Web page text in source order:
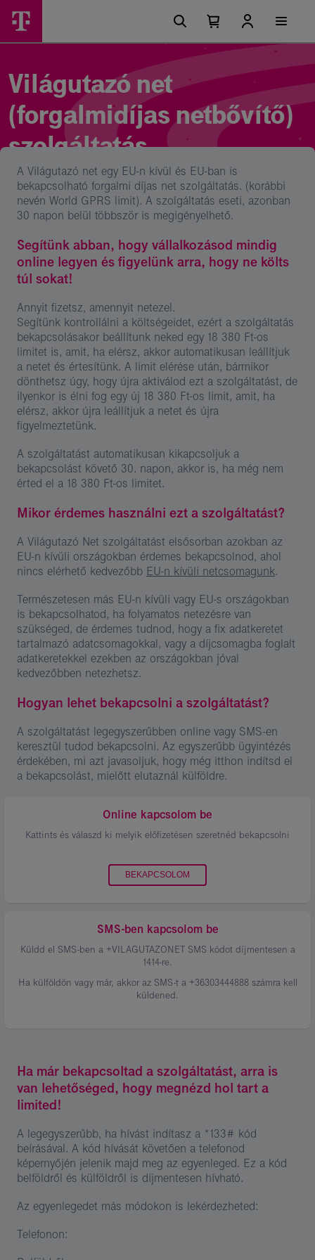
Világutazó
net
–
Telekom
üzletii
szolgáltatások
Főmenü
lehetőségek
Kosárban
elemek
száma
Kosár
Világutazó net
(forgalmidíjas netbővítő)
szolgáltatás
A Világutazó net egy EU-n kívül és EU-ban is
bekapcsolható forgalmi díjas net szolgáltatás. (korábbi
nevén World GPRS limit). A szolgáltatás eseti, azonban
30 napon belül többször is megigényelhető.
Segítünk abban, hogy vállalkozásod mindig
online legyen és figyelünk arra, hogy ne költs
túl sokat!
Annyit fizetsz, amennyit netezel.
Segítünk kontrollálni a költségeidet, ezért a szolgáltatás
bekapcsolásakor beállítunk neked egy 18 380 Ft-os
limitet is, amit, ha elérsz, akkor automatikusan leállítjuk
a netet és értesítünk. A limit elérése után, bármikor
dönthetsz úgy, hogy újra aktiválod ezt a szolgáltatást, de
ilyenkor is élni fog egy új 18 380 Ft-os limit, amit, ha
elérsz, akkor újra leállítjuk a netet és újra
figyelmeztetünk.
A szolgáltatást automatikusan kikapcsoljuk a
bekapcsolást követő 30. napon, akkor is, ha még nem
érted el a 18 380 Ft-os limitet.
Mikor érdemes használni ezt a szolgáltatást?
A Világutazó Net szolgáltatást elsősorban azokban az
EU-n kívüli országokban érdemes bekapcsolnod, ahol
nincs elérhető kedvezőbb EU-n kívüli netcsomagunk.
Természetesen más EU-n kívüli vagy EU-s országokban
is bekapcsolhatod, ha folyamatos netezésre van
szükséged, de érdemes tudnod, hogy a fix adatkeretet
tartalmazó adatcsomagokkal, vagy a díjcsomagba foglalt
adatkeretekkel ezekben az országokban jóval
kedvezőbben netezhetsz.
Hogyan lehet bekapcsolni a szolgáltatást?
A szolgáltatást legegyszerűbben online vagy SMS-en
keresztül tudod bekapcsolni. Az egyszerűbb ügyintézés
érdekében, mi azt javasoljuk, hogy még itthon indítsd el
a bekapcsolást, mielőtt elutaznál külföldre.
Online kapcsolom be
Kattints és válaszd ki melyik előfizetésen szeretnéd bekapcsolni
BEKAPCSOLOM
SMS-ben kapcsolom be
Küldd el SMS-ben a +VILAGUTAZONET SMS kódot díjmentesen a
1414-re.
Ha külföldön vagy már, akkor az SMS-t a +36303444888 számra kell
küldened.
Ha már bekapcsoltad a szolgáltatást, arra is
van lehetőséged, hogy megnézd hol tart a
limited!
A legegyszerűbb, ha hívást indítasz a *133# kód
beírásával. A kód hívását követően a telefonod
képernyőjén jelenik majd meg az egyenleged. Ez a kód
belföldről és külföldről is díjmentesen hívható.
Az egyenlegedet más módokon is lekérdezheted:
Telefonon: